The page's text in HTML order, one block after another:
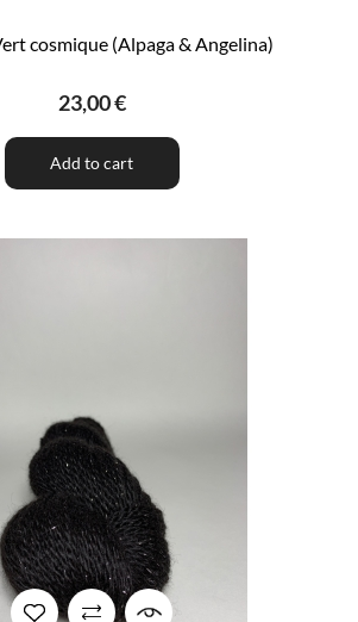
cosmique (Alpaga & Angelina)
23,00 €
Add to cart